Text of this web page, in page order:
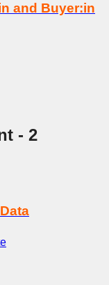
and Buyer:in
- 2